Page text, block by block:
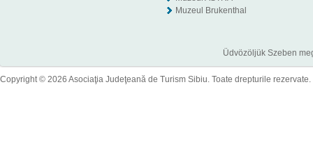
Muzeul Brukenthal
Üdvözöljük Szeben
Copyright © 2026 Asociaţia Judeţeană de Turism Sibiu. Toate drepturile rezervate.